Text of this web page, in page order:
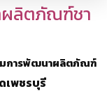
ผลิตภัณฑ์ชา
มการพัฒนาผลิตภัณฑ์
เพชรบุรี